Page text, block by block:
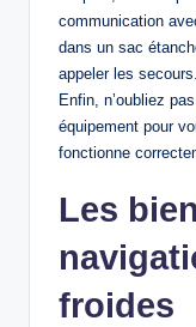
communication
dans un sac
appeler les secours.
Enfin, n’oubliez
équipement pour
fonctionne
Les
froides